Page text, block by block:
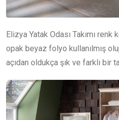
Elizya Yatak Odası Takımı
opak beyaz folyo kullanılmış
açıdan oldukça şık ve farklı bir